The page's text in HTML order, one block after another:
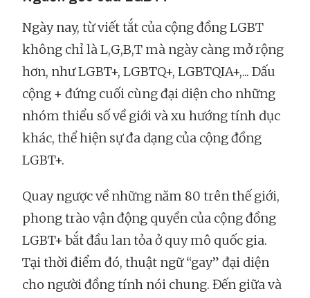
Ngày nay, từ viết tắt của cộng đồng LGBT
không chỉ là L,G,B,T mà ngày càng mở rộng
hơn, như LGBT+, LGBTQ+, LGBTQIA+,... Dấu
cộng + đứng cuối cùng đại diện cho những
nhóm thiểu số về giới và xu hướng tính dục
khác, thể hiện sự đa dạng của cộng đồng
LGBT+.
Quay ngược về những năm 80 trên thế giới,
phong trào vận động quyền của cộng đồng
LGBT+ bắt đầu lan tỏa ở quy mô quốc gia.
Tại thời điểm đó, thuật ngữ “gay” đại diện
cho người đồng tính nói chung. Đến giữa và